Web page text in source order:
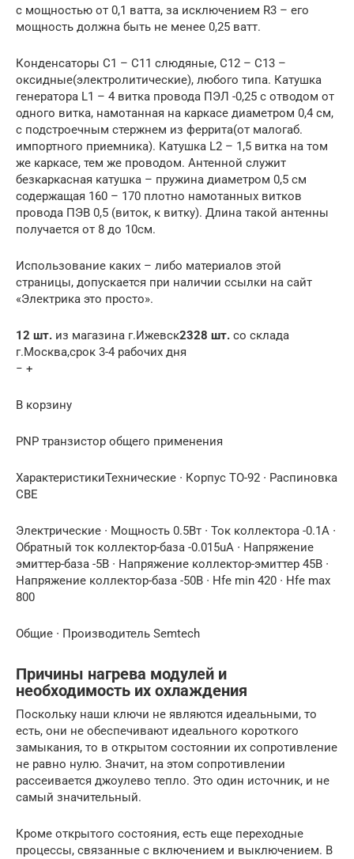
с мощностью от 0,1 ватта, за исключением R3 – его
мощность должна быть не менее 0,25 ватт.
Конденсаторы C1 – C11 слюдяные, C12 – C13 –
оксидные(электролитические), любого типа. Катушка
генератора L1 – 4 витка провода ПЭЛ -0,25 с отводом от
одного витка, намотанная на каркасе диаметром 0,4 см,
с подстроечным стержнем из феррита(от малогаб.
импортного приемника). Катушка L2 – 1,5 витка на том
же каркасе, тем же проводом. Антенной служит
безкаркасная катушка – пружина диаметром 0,5 см
содержащая 160 – 170 плотно намотанных витков
провода ПЭВ 0,5 (виток, к витку). Длина такой антенны
получается от 8 до 10см.
Использование каких – либо материалов этой
страницы, допускается при наличии ссылки на сайт
«Электрика это просто».
12 шт. из магазина г.Ижевск2328 шт. со склада
г.Москва,срок 3-4 рабочих дня
− +
В корзину
PNP транзистор общего применения
ХарактеристикиТехнические ∙ Корпус TO-92 ∙ Распиновка
CBE
Электрические ∙ Мощность 0.5Вт ∙ Ток коллектора -0.1А ∙
Обратный ток коллектор-база -0.015uA ∙ Напряжение
эмиттер-база -5В ∙ Напряжение коллектор-эмиттер 45В ∙
Напряжение коллектор-база -50В ∙ Hfe min 420 ∙ Hfe max
800
Общие ∙ Производитель Semtech
Причины нагрева модулей и
необходимость их охлаждения
Поскольку наши ключи не являются идеальными, то
есть, они не обеспечивают идеального короткого
замыкания, то в открытом состоянии их сопротивление
не равно нулю. Значит, на этом сопротивлении
рассеивается джоулево тепло. Это один источник, и не
самый значительный.
Кроме открытого состояния, есть еще переходные
процессы, связанные с включением и выключением. В